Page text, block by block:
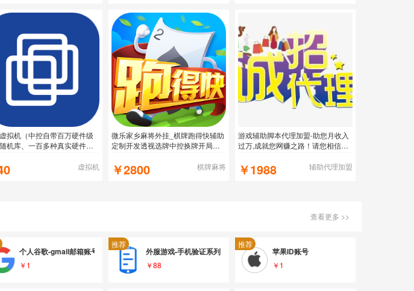
拟机（中控自带百万硬件级
机库、一百多种真实硬件随
、驱动级防封技术）
虚拟机
微乐家乡麻将外挂_棋牌跑得快辅助
定制开发透视选牌中控换牌开局预
￥2800 棋牌麻将
游戏辅助脚本代理加盟-助您月收入
过万,成就您网赚之路！请您相信我
￥1988 辅助代理加盟
查看更多 >>
个人谷歌-gmail邮箱账号批发
￥1
推荐
外服游戏-手机验证系列【网页自助/可续费】✨✨大量库存
￥88
推荐
苹果ID账号
￥1